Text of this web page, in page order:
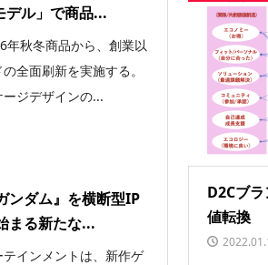
ル」で商品...
年秋冬商品から、創業以
全面刷新を実施する。
ジデザインの...
ンダム』を横断型IP
まる新たな...
インメントは、新作ゲ
D2Cブ
値転換